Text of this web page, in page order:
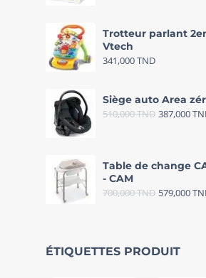
Trotteur parlant
Vtech
341,000TND
Siège auto Area
510,000TND 387,000
Table de change
- CAM
700,000TND 579,000
ÉTIQUETTES PRODUIT